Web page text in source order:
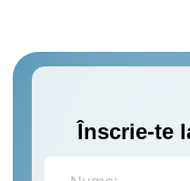
Milton Keynes
Milton Keynes